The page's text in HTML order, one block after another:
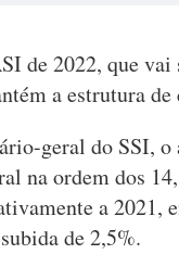
de 2022, que
a estrutura
geral do SSI,
na ordem dos
a 2021,
de 2,5%.